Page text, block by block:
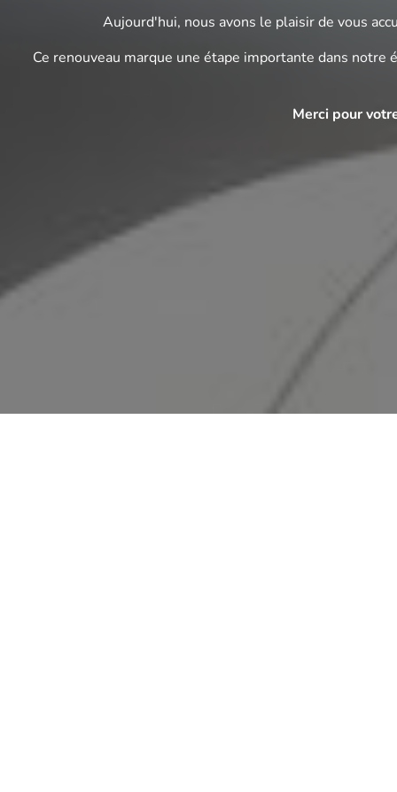
Aujourd'hui, nous avons le plaisir de vous
Ce renouveau marque une étape importante dans
Merci pour